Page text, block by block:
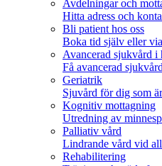
Avdelningar och
Hitta adress och
Bli patient hos oss
Boka tid själv eller
Avancerad sjukvård i
Få avancerad
Geriatrik
Sjuvård för dig som
Kognitiv mottagning
Utredning av
Palliativ vård
Lindrande vård vid
Rehabilitering